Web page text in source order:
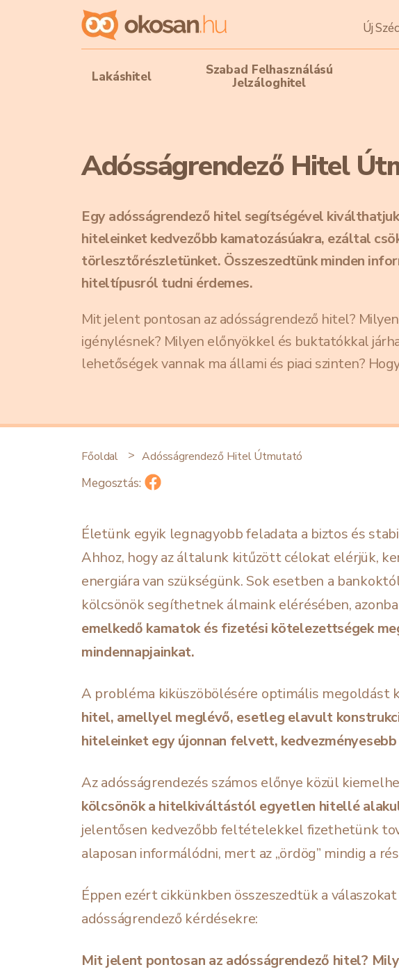
Új
Lakáshitel
Szabad Felhasználású
Jelzáloghitel
Adósságrendező Hitel
Egy adósságrendező hitel segítségével
hiteleinket kedvezőbb kamatozásúakra, ezáltal
törlesztőrészletünket. Összeszedtünk minden
hiteltípusról tudni érdemes.
Mit jelent pontosan az adósságrendező hitel?
igénylésnek? Milyen előnyökkel és buktatókkal
lehetőségek vannak ma állami és piaci szinten?
Főoldal Adósságrendező Hitel Útmutató
Megosztás:
Életünk egyik legnagyobb feladata a biztos és
Ahhoz, hogy az általunk kitűzött célokat elérjük,
energiára van szükségünk. Sok esetben a
kölcsönök segíthetnek álmaink elérésében,
emelkedő kamatok és fizetési kötelezettségek
mindennapjainkat.
A probléma kiküszöbölésére optimális megoldást
hitel, amellyel meglévő, esetleg elavult
hiteleinket egy újonnan felvett,
Az adósságrendezés számos előnye közül
kölcsönök a hitelkiváltástól egyetlen hitellé
jelentősen kedvezőbb feltételekkel fizethetünk
alaposan informálódni, mert az „ördög” mindig a
Éppen ezért cikkünkben összeszedtük a
adósságrendező kérdésekre:
Mit jelent pontosan az adósságrendező hitel?